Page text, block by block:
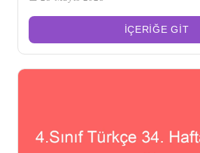
İÇERIĞE GIT